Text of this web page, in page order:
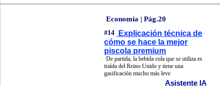
Economía | Pág.20
#14
Explicación técnica de
cómo se hace la mejor
piscola premium
De partida, la bebida cola que se utiliza es
traída del Reino Unido y tiene una
gasificación mucho más leve
Asistente IA